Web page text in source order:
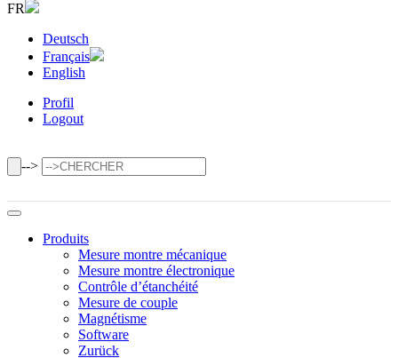
FR
Deutsch
Français
English
Profil
Logout
-->
Produits
Mesure montre mécanique
Mesure montre électronique
Contrôle d’étanchéité
Mesure de couple
Magnétisme
Software
Zurück